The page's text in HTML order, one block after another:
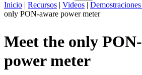
ES
Productos
Soluciones
Asistencia
Servicios
Inicio | Recursos | Videos |
only PON-aware power meter
Meet the only
power meter